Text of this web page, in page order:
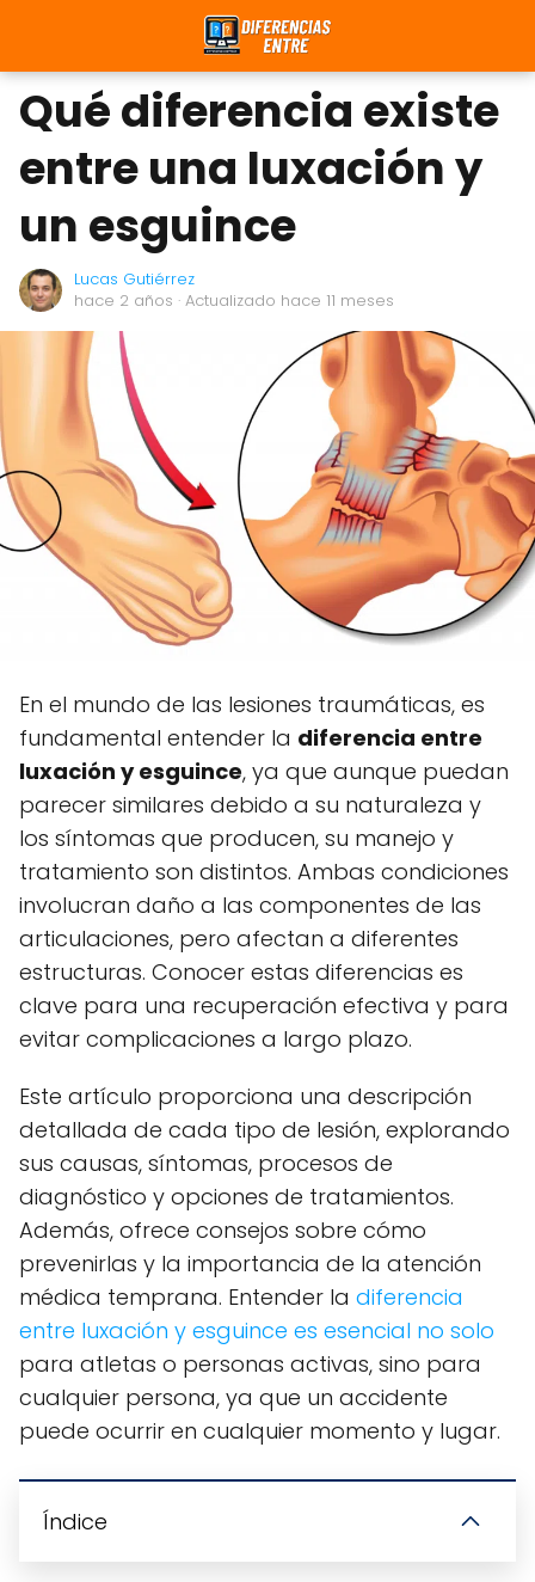
Qué diferencia existe
entre una luxación y
un esguince
Lucas Gutiérrez
hace 2 años · Actualizado hace 11 meses
En el mundo de las lesiones traumáticas, es
fundamental entender la diferencia entre
luxación y esguince, ya que aunque puedan
parecer similares debido a su naturaleza y
los síntomas que producen, su manejo y
tratamiento son distintos. Ambas condiciones
involucran daño a las componentes de las
articulaciones, pero afectan a diferentes
estructuras. Conocer estas diferencias es
clave para una recuperación efectiva y para
evitar complicaciones a largo plazo.
Este artículo proporciona una descripción
detallada de cada tipo de lesión, explorando
sus causas, síntomas, procesos de
diagnóstico y opciones de tratamientos.
Además, ofrece consejos sobre cómo
prevenirlas y la importancia de la atención
médica temprana. Entender la diferencia
entre luxación y esguince es esencial no solo
para atletas o personas activas, sino para
cualquier persona, ya que un accidente
puede ocurrir en cualquier momento y lugar.
Índice